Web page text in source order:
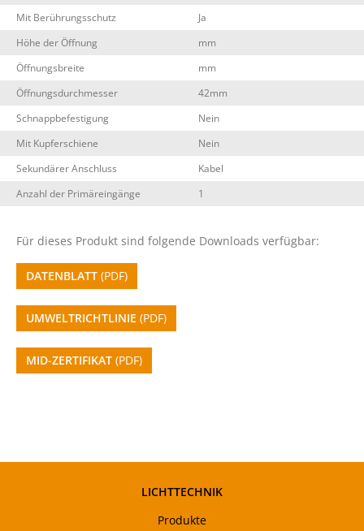
Mit Berührungsschutz
Ja
Höhe der Öffnung
mm
Öffnungsbreite
mm
Öffnungsdurchmesser
42mm
Schnappbefestigung
Nein
Mit Kupferschiene
Nein
Sekundärer Anschluss
Kabel
Anzahl der Primäreingänge
1
Für dieses Produkt sind folgende Downloads verfügbar:
DATENBLATT (PDF)
UMWELTRICHTLINIE (PDF)
MID-ZERTIFIKAT (PDF)
LICHTTECHNIK
Produkte